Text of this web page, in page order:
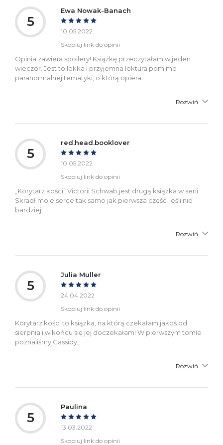
5
Ewa Nowak-Banach
10.05.2022
Skopiuj link do opinii
Opinia zawiera spoilery! Książkę przeczytałam w jeden
wieczór. Jest to lekka i przyjemna lektura pomimo
paranormalnej tematyki, o którą opiera
Rozwiń
5
red.head.booklover
10.05.2022
Skopiuj link do opinii
„Korytarz kości” Victorii Schwab jest drugą książka w serii.
Skradł moje serce tak samo jak pierwsza część, jeśli nie
bardziej.
Rozwiń
5
Julia Muller
24.04.2022
Skopiuj link do opinii
Korytarz kości to książka, na którą czekałam jakoś od
sierpnia i w końcu się jej doczekałam! W pierwszym tomie
poznaliśmy Cassidy,
Rozwiń
5
Paulina
13.03.2022
Skopiuj link do opinii